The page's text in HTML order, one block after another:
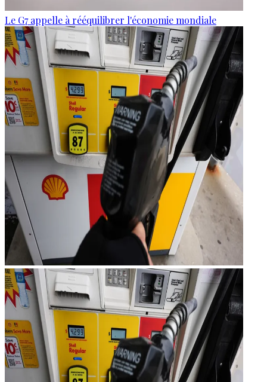
Le G7 appelle à rééquilibrer l'économie mondiale